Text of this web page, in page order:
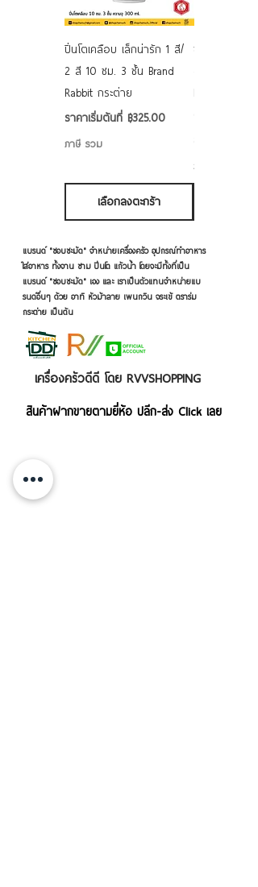
ปิ่นโตเคลือบ เล็กน่ารัก 1 สี/
2 สี 10 ซม. 3 ชั้น Brand
Rabbit กระต่าย
ราคาเริ่มต้นที่ ฿325.00
ราคาขายลด
ภาษี รวม
เลือกลงตะกร้า
ชามเคลือบ
ภาษี รวม
แบรนด์ "ชอบชะมัด" จำหน่ายเครื่องครัว อุปกรณ์ทำอาหาร
ใส่อาหาร ทั้งจาน ชาม ปิ่นโต แก้วน้ำ โดยจะมีทั้งที่เป็น
แบรนด์ "ชอบชะมัด" เอง และ เราเป็นตัวแทนจำหน่ายแบ
รนด์อื่นๆ ด้วย อาทิ หัวม้าลาย เพนกวิน จระเข้ ตราร่ม
กระต่าย เป็นต้น
เครื่องครัวดีดี โดย RVVSHOPPING
สินค้าฝากขายตามยี่ห้อ ปลีก-ส่ง Click เลย